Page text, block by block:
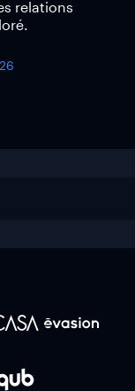
relations